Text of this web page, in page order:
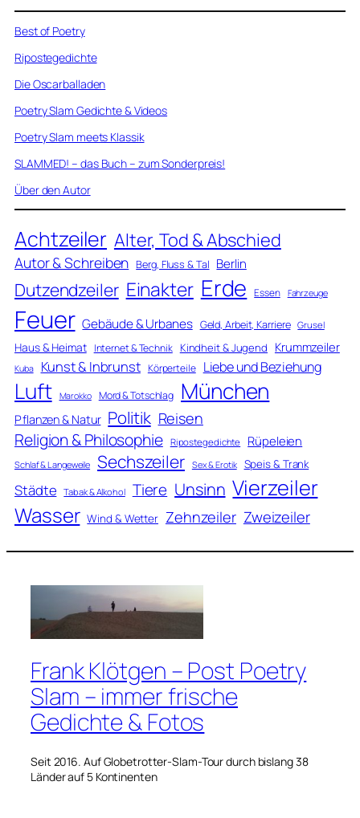
Best of Poetry
Ripostegedichte
Die Oscarballaden
Poetry Slam Gedichte & Videos
Poetry Slam meets Klassik
SLAMMED! – das Buch – zum Sonderpreis!
Über den Autor
Achtzeiler Alter, Tod & Abschied
Autor & Schreiben Berg, Fluss & Tal Berlin
Dutzendzeiler Einakter Erde Essen Fahrzeuge
Feuer Gebäude & Urbanes Geld, Arbeit, Karriere Grusel
Haus & Heimat Internet & Technik Kindheit & Jugend Krummzeiler
Kuba Kunst & Inbrunst Körperteile Liebe und Beziehung
Luft Marokko Mord & Totschlag München
Pflanzen & Natur Politik Reisen
Religion & Philosophie Ripostegedichte Rüpeleien
Schlaf & Langeweile Sechszeiler Sex & Erotik Speis & Trank
Städte Tabak & Alkohol Tiere Unsinn Vierzeiler
Wasser Wind & Wetter Zehnzeiler Zweizeiler
Frank Klötgen – Post Poetry
Slam – immer frische
Gedichte & Fotos
Seit 2016. Auf Globetrotter-Slam-Tour durch bislang 38
Länder auf 5 Kontinenten